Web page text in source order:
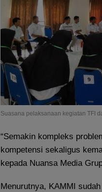
Suasana pelaksanaan kegiatan TFI
“Semakin kompleks
kompetensi sekaligus
kepada Nuansa Media
Menurutnya, KAMMI